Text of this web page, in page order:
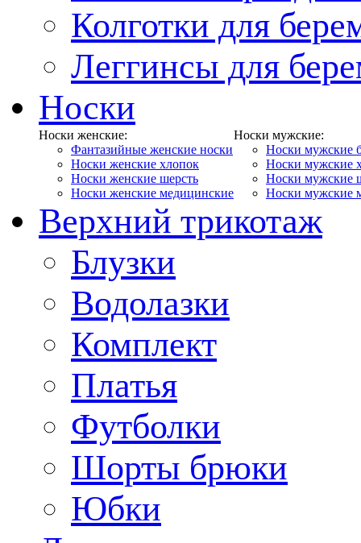
Колготки для
Леггинсы для
Носки
Носки женские:
Фантазийные женские носки
Носки женские хлопок
Носки женские шерсть
Носки женские медицинские
Носки мужские:
Носки мужские
Носки мужские
Носки мужские
Носки мужские
Верхний трикотаж
Блузки
Водолазки
Комплект
Платья
Футболки
Шорты брюки
Юбки